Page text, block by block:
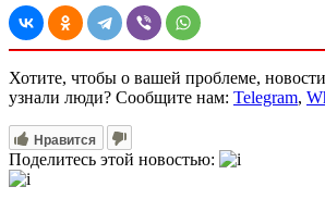
Хотите, чтобы о вашей проблеме,
узнали люди? Сообщите нам: Telegram,
Нравится
Поделитесь этой новостью: